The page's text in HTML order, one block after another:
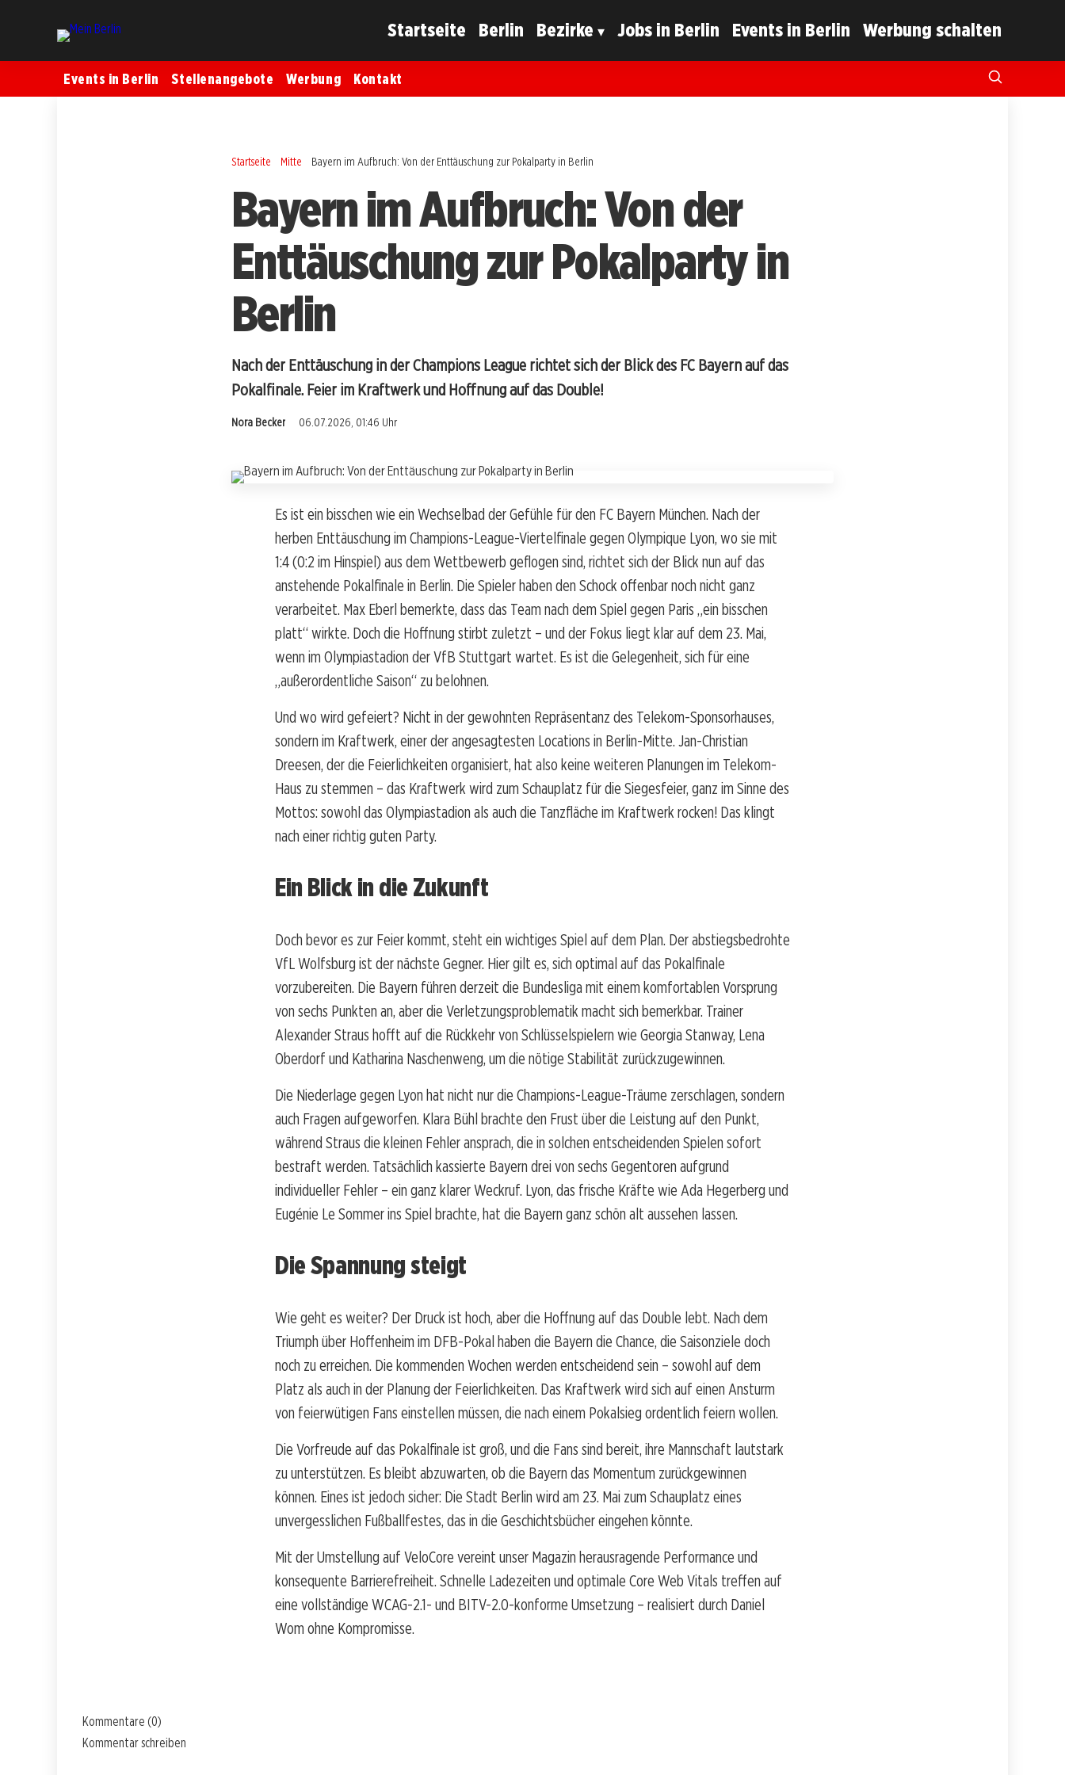
Startseite Berlin Bezirke Jobs in Berlin Events in Berlin Werbung schalten
Events in Berlin Stellenangebote Werbung Kontakt
Startseite Mitte Bayern im Aufbruch: Von der Enttäuschung zur Pokalparty in Berlin
Bayern im Aufbruch: Von der
Enttäuschung zur Pokalparty in
Berlin
Nach der Enttäuschung in der Champions League richtet sich der Blick des FC Bayern auf das
Pokalfinale. Feier im Kraftwerk und Hoffnung auf das Double!
Nora Becker 06.07.2026, 01:46 Uhr
Es ist ein bisschen wie ein Wechselbad der Gefühle für den FC Bayern München. Nach der
herben Enttäuschung im Champions-League-Viertelfinale gegen Olympique Lyon, wo sie mit
1:4 (0:2 im Hinspiel) aus dem Wettbewerb geflogen sind, richtet sich der Blick nun auf das
anstehende Pokalfinale in Berlin. Die Spieler haben den Schock offenbar noch nicht ganz
verarbeitet. Max Eberl bemerkte, dass das Team nach dem Spiel gegen Paris „ein bisschen
platt“ wirkte. Doch die Hoffnung stirbt zuletzt – und der Fokus liegt klar auf dem 23. Mai,
wenn im Olympiastadion der VfB Stuttgart wartet. Es ist die Gelegenheit, sich für eine
„außerordentliche Saison“ zu belohnen.
Und wo wird gefeiert? Nicht in der gewohnten Repräsentanz des Telekom-Sponsorhauses,
sondern im Kraftwerk, einer der angesagtesten Locations in Berlin-Mitte. Jan-Christian
Dreesen, der die Feierlichkeiten organisiert, hat also keine weiteren Planungen im Telekom-
Haus zu stemmen – das Kraftwerk wird zum Schauplatz für die Siegesfeier, ganz im Sinne des
Mottos: sowohl das Olympiastadion als auch die Tanzfläche im Kraftwerk rocken! Das klingt
nach einer richtig guten Party.
Ein Blick in die Zukunft
Doch bevor es zur Feier kommt, steht ein wichtiges Spiel auf dem Plan. Der abstiegsbedrohte
VfL Wolfsburg ist der nächste Gegner. Hier gilt es, sich optimal auf das Pokalfinale
vorzubereiten. Die Bayern führen derzeit die Bundesliga mit einem komfortablen Vorsprung
von sechs Punkten an, aber die Verletzungsproblematik macht sich bemerkbar. Trainer
Alexander Straus hofft auf die Rückkehr von Schlüsselspielern wie Georgia Stanway, Lena
Oberdorf und Katharina Naschenweng, um die nötige Stabilität zurückzugewinnen.
Die Niederlage gegen Lyon hat nicht nur die Champions-League-Träume zerschlagen, sondern
auch Fragen aufgeworfen. Klara Bühl brachte den Frust über die Leistung auf den Punkt,
während Straus die kleinen Fehler ansprach, die in solchen entscheidenden Spielen sofort
bestraft werden. Tatsächlich kassierte Bayern drei von sechs Gegentoren aufgrund
individueller Fehler – ein ganz klarer Weckruf. Lyon, das frische Kräfte wie Ada Hegerberg und
Eugénie Le Sommer ins Spiel brachte, hat die Bayern ganz schön alt aussehen lassen.
Die Spannung steigt
Wie geht es weiter? Der Druck ist hoch, aber die Hoffnung auf das Double lebt. Nach dem
Triumph über Hoffenheim im DFB-Pokal haben die Bayern die Chance, die Saisonziele doch
noch zu erreichen. Die kommenden Wochen werden entscheidend sein – sowohl auf dem
Platz als auch in der Planung der Feierlichkeiten. Das Kraftwerk wird sich auf einen Ansturm
von feierwütigen Fans einstellen müssen, die nach einem Pokalsieg ordentlich feiern wollen.
Die Vorfreude auf das Pokalfinale ist groß, und die Fans sind bereit, ihre Mannschaft lautstark
zu unterstützen. Es bleibt abzuwarten, ob die Bayern das Momentum zurückgewinnen
können. Eines ist jedoch sicher: Die Stadt Berlin wird am 23. Mai zum Schauplatz eines
unvergesslichen Fußballfestes, das in die Geschichtsbücher eingehen könnte.
Mit der Umstellung auf VeloCore vereint unser Magazin herausragende Performance und
konsequente Barrierefreiheit. Schnelle Ladezeiten und optimale Core Web Vitals treffen auf
eine vollständige WCAG-2.1- und BITV-2.0-konforme Umsetzung – realisiert durch Daniel
Wom ohne Kompromisse.
Kommentare (0)
Kommentar schreiben